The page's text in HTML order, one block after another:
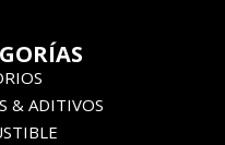
& ADITIVOS